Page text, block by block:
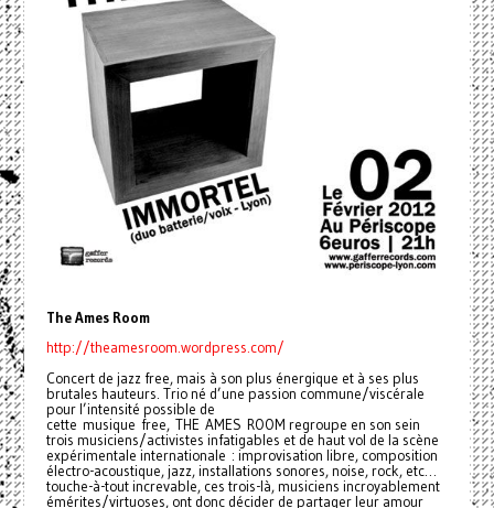
The Ames Room
http://theamesroom.wordpress.com/
Concert de jazz free, mais à son plus énergique et à ses plus
brutales hauteurs. Trio né d’une passion commune/viscérale
pour l’intensité possible de
cette musique free, THE AMES ROOM regroupe en son sein
trois musiciens/activistes infatigables et de haut vol de la scène
expérimentale internationale : improvisation libre, composition
électro-acoustique, jazz, installations sonores, noise, rock, etc…
touche-à-tout increvable, ces trois-là, musiciens incroyablement
émérites/virtuoses, ont donc décider de partager leur amour